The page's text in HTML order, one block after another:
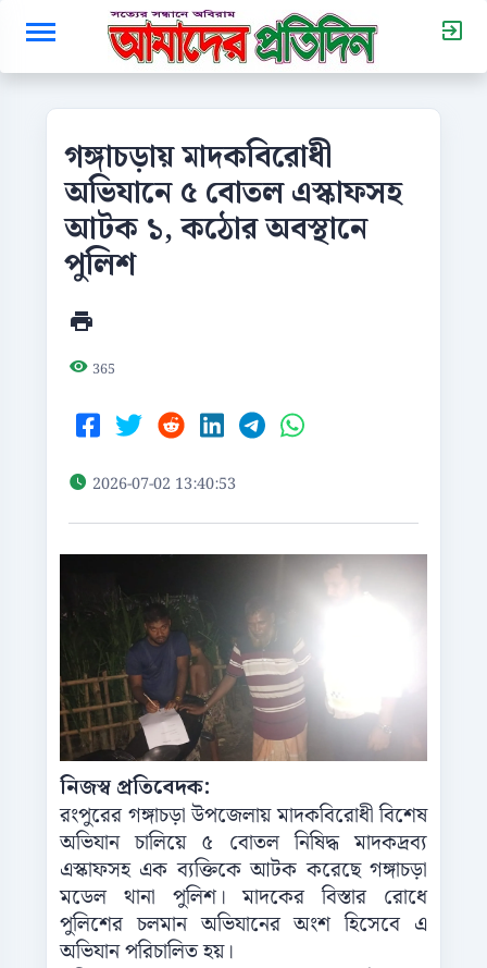
গঙ্গাচড়ায় মাদকবিরোধী
অভিযানে ৫ বোতল এস্কাফসহ
আটক ১, কঠোর অবস্থানে
পুলিশ
365
2026-07-02 13:40:53
নিজস্ব প্রতিবেদক:
রংপুরের গঙ্গাচড়া উপজেলায় মাদকবিরোধী বিশেষ
অভিযান চালিয়ে ৫ বোতল নিষিদ্ধ মাদকদ্রব্য
এস্কাফসহ এক ব্যক্তিকে আটক করেছে গঙ্গাচড়া
মডেল থানা পুলিশ। মাদকের বিস্তার রোধে
পুলিশের চলমান অভিযানের অংশ হিসেবে এ
অভিযান পরিচালিত হয়।